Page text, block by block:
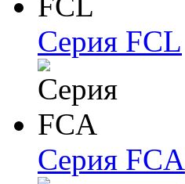
Серия FCL
Серия FCA